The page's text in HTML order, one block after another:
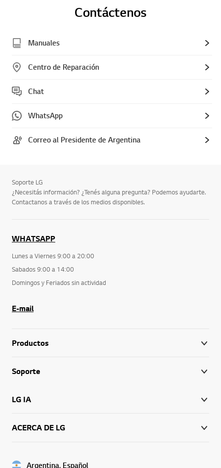
Contáctenos
Manuales
Centro de Reparación
Chat
WhatsApp
Correo al Presidente de Argentina
Soporte LG
¿Necesitás información? ¿Tenés alguna pregunta? Podemos ayudarte.
Contactanos a través de los medios disponibles.
WHATSAPP
Lunes a Viernes 9:00 a 20:00
Sabados 9:00 a 14:00
Domingos y Feriados sin actividad
E-mail
Productos
Soporte
LG IA
ACERCA DE LG
Argentina, Español